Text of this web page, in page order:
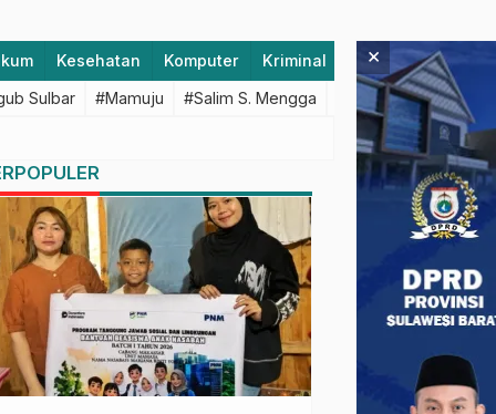
Kesehatan Komputer Kriminal Lifestyle
Sulbar #Mamuju #Salim S. Mengga #featured #Polda
×